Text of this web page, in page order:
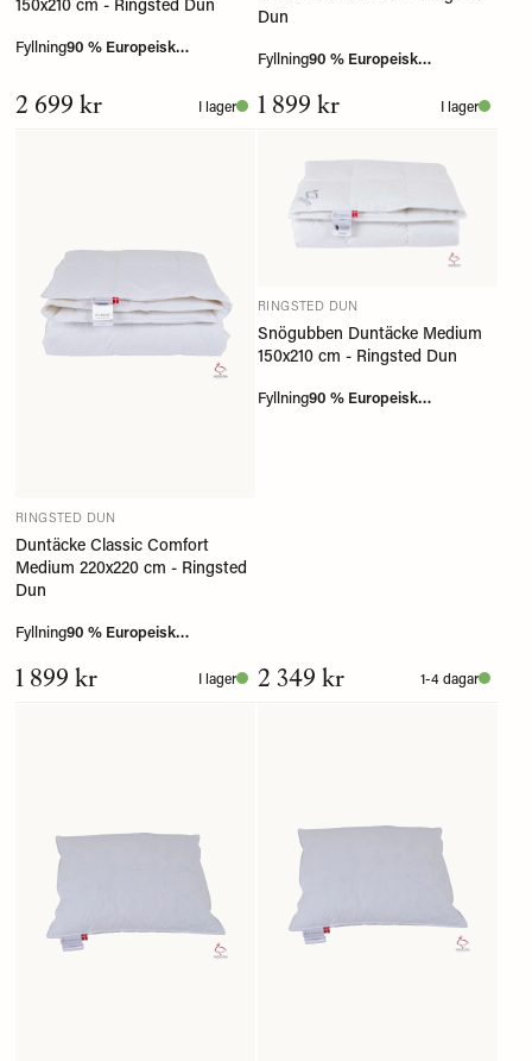
Fyllning90 % Europeisk
2 699 kr I lager
Dun
Fyllning90 % Europeisk
1 899 kr I lager
RINGSTED DUN
Duntäcke Classic Comfort
Medium 220x220 cm - Ringsted
Dun
Fyllning90 % Europeisk
1 899 kr I lager
RINGSTED DUN
Snögubben Duntäcke Medium
150x210 cm - Ringsted Dun
Fyllning90 % Europeisk
2 349 kr 1-4 dagar